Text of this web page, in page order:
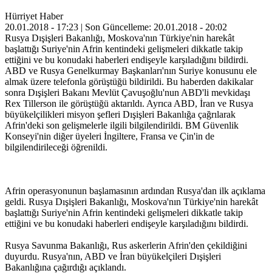
Hürriyet Haber
20.01.2018 - 17:23 | Son Güncelleme: 20.01.2018 - 20:02
Rusya Dışişleri Bakanlığı, Moskova'nın Türkiye'nin harekât
başlattığı Suriye'nin Afrin kentindeki gelişmeleri dikkatle takip
ettiğini ve bu konudaki haberleri endişeyle karşıladığını bildirdi.
ABD ve Rusya Genelkurmay Başkanları'nın Suriye konusunu ele
almak üzere telefonla görüştüğü bildirildi. Bu haberden dakikalar
sonra Dışişleri Bakanı Mevlüt Çavuşoğlu'nun ABD'li mevkidaşı
Rex Tillerson ile görüştüğü aktarıldı. Ayrıca ABD, İran ve Rusya
büyükelçilikleri misyon şefleri Dışişleri Bakanlığa çağrılarak
Afrin'deki son gelişmelerle ilgili bilgilendirildi. BM Güvenlik
Konseyi'nin diğer üyeleri İngiltere, Fransa ve Çin'in de
bilgilendirileceği öğrenildi.
Afrin operasyonunun başlamasının ardından Rusya'dan ilk açıklama
geldi. Rusya Dışişleri Bakanlığı, Moskova'nın Türkiye'nin harekât
başlattığı Suriye'nin Afrin kentindeki gelişmeleri dikkatle takip
ettiğini ve bu konudaki haberleri endişeyle karşıladığını bildirdi.
Rusya Savunma Bakanlığı, Rus askerlerin Afrin'den çekildiğini
duyurdu. Rusya'nın, ABD ve İran büyükelçileri Dışişleri
Bakanlığına çağırdığı açıklandı.